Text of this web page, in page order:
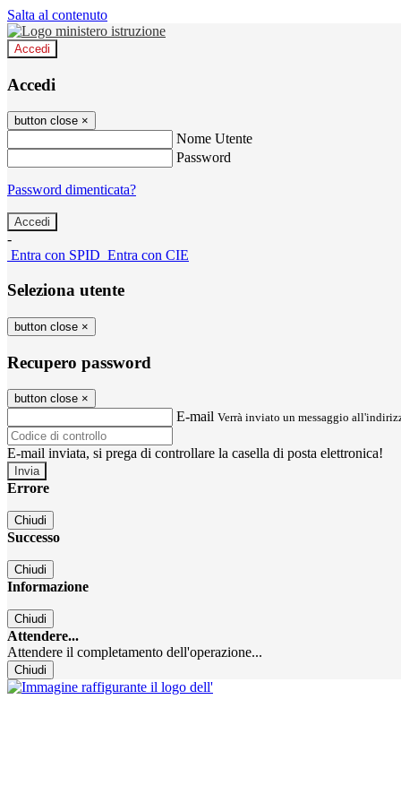
Salta al contenuto
Accedi
Accedi
button close ×
Nome Utente
Password
Password dimenticata?
-
Entra con SPID Entra con CIE
Seleziona utente
button close ×
Recupero password
button close ×
E-mail Verrà inviato un messaggio
E-mail inviata, si prega di controllare la casella di posta elettronica!
Errore
Chiudi
Successo
Chiudi
Informazione
Chiudi
Attendere...
Attendere il completamento dell'operazione...
Chiudi